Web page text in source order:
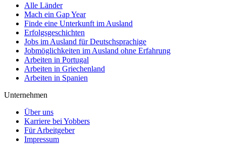
Alle Länder
Mach ein Gap Year
Finde eine Unterkunft im Ausland
Erfolgsgeschichten
Jobs im Ausland für Deutschsprachige
Jobmöglichkeiten im Ausland ohne Erfahrung
Arbeiten in Portugal
Arbeiten in Griechenland
Arbeiten in Spanien
Unternehmen
Über uns
Karriere bei Yobbers
Für Arbeitgeber
Impressum